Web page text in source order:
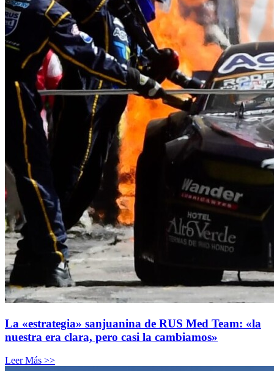
La «estrategia» sanjuanina de RUS Med Team: «la
nuestra era clara, pero casi la cambiamos»
Leer Más >>